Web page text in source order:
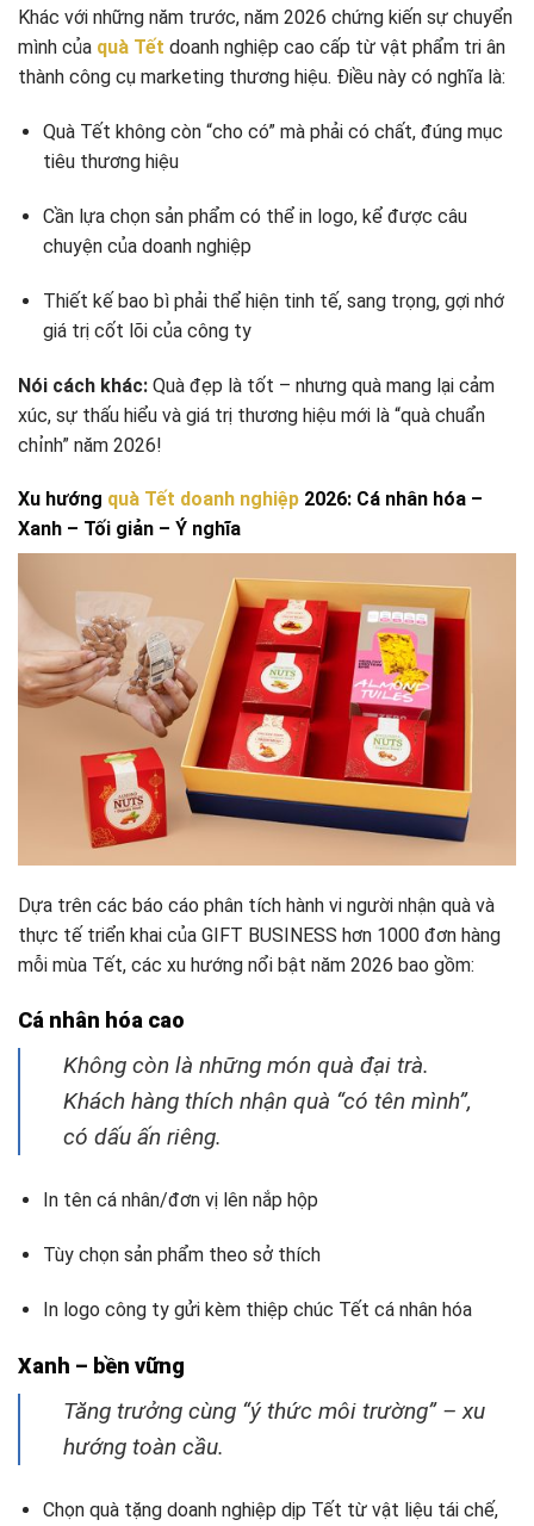
Khác với những năm trước, năm 2026 chứng kiến sự chuyển
mình của quà Tết doanh nghiệp cao cấp từ vật phẩm tri ân
thành công cụ marketing thương hiệu. Điều này có nghĩa là:
Quà Tết không còn “cho có” mà phải có chất, đúng mục
tiêu thương hiệu
Cần lựa chọn sản phẩm có thể in logo, kể được câu
chuyện của doanh nghiệp
Thiết kế bao bì phải thể hiện tinh tế, sang trọng, gợi nhớ
giá trị cốt lõi của công ty
Nói cách khác: Quà đẹp là tốt – nhưng quà mang lại cảm
xúc, sự thấu hiểu và giá trị thương hiệu mới là “quà chuẩn
chỉnh” năm 2026!
Xu hướng quà Tết doanh nghiệp 2026: Cá nhân hóa –
Xanh – Tối giản – Ý nghĩa
Dựa trên các báo cáo phân tích hành vi người nhận quà và
thực tế triển khai của GIFT BUSINESS hơn 1000 đơn hàng
mỗi mùa Tết, các xu hướng nổi bật năm 2026 bao gồm:
Cá nhân hóa cao
Không còn là những món quà đại trà.
Khách hàng thích nhận quà “có tên mình”,
có dấu ấn riêng.
In tên cá nhân/đơn vị lên nắp hộp
Tùy chọn sản phẩm theo sở thích
In logo công ty gửi kèm thiệp chúc Tết cá nhân hóa
Xanh – bền vững
Tăng trưởng cùng “ý thức môi trường” – xu
hướng toàn cầu.
Chọn quà tặng doanh nghiệp dịp Tết từ vật liệu tái chế,